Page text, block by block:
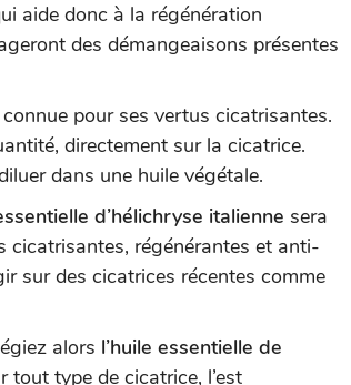
aide donc à la régénération
des démangeaisons présentes
pour ses vertus cicatrisantes.
directement sur la cicatrice.
dans une huile végétale.
d’hélichryse italienne sera
cicatrisantes, régénérantes et anti-
sur des cicatrices récentes comme
alors l’huile essentielle de
tout type de cicatrice, l’est